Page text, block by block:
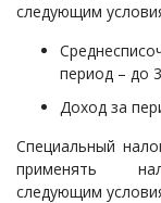
следующим
период – до
Доход за
Специальный
применять
следующим